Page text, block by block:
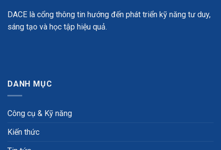
DACE là cổng thông tin hướng đến phát triển kỹ năng tư duy,
sáng tạo và học tập hiệu quả.
DANH MỤC
Công cụ & Kỹ năng
Kiến thức